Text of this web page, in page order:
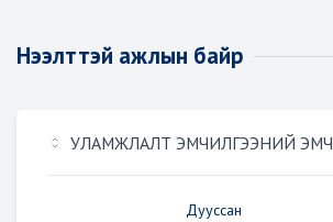
Нээлттэй ажлын байр
УЛАМЖЛАЛТ ЭМЧИЛГЭЭНИЙ ЭМЧ
Дууссан